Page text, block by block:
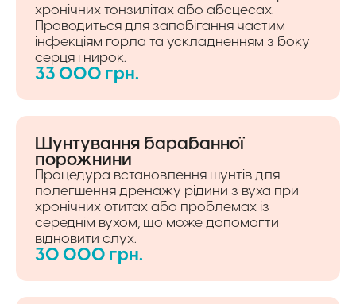
хронічних тонзилітах або абсцесах.
Проводиться для запобігання частим
інфекціям горла та ускладненням з боку
серця і нирок.
33 000 грн.
Шунтування барабанної
порожнини
Процедура встановлення шунтів для
полегшення дренажу рідини з вуха при
хронічних отитах або проблемах із
середнім вухом, що може допомогти
відновити слух.
30 000 грн.